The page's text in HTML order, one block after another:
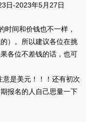
日-2023年5月27日
时间和价钱也不一样，
）。所以建议各位在挑
各位不差钱的话，也可
是美元！！！还有初次
报名的人自己思量一下